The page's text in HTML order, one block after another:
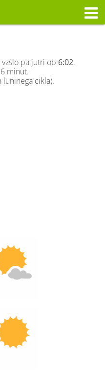
vzšlo pa jutri ob 6:02.
minut.
luninega cikla).